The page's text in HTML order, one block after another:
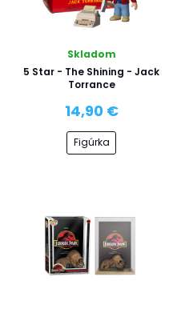
Skladom
5 Star - The Shining - Jack
Torrance
14,90 €
Figúrka